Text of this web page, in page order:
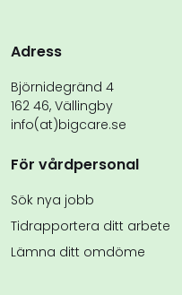
Adress
Björnidegränd 4
162 46, Vällingby
info(at)bigcare.se
För vårdpersonal
Sök nya jobb
Tidrapportera ditt arbete
Lämna ditt omdöme